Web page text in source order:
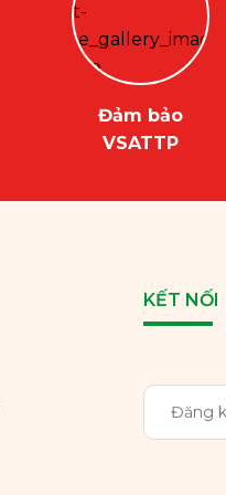
Đảm bảo
VSATTP
KẾT NỐI